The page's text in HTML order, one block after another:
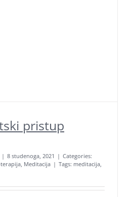
pristup
| 8 studenoga, 2021 | Categories:
, Meditacija | Tags: meditacija,